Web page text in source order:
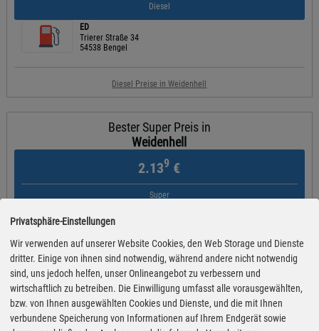
Diesel
ED
Trierer Straße 34
54538 Bengel
Diesel Preise in Weidenhell
Bester Super Preis in
Weidenhell
2.139 €
Super
ED
Am Moselstausee 39
Super Preise in Weidenhell
Bester Super E10 Preis in
Privatsphäre-Einstellungen
Wir verwenden auf unserer Website Cookies, den Web Storage und Dienste
dritter. Einige von ihnen sind notwendig, während andere nicht notwendig
sind, uns jedoch helfen, unser Onlineangebot zu verbessern und
wirtschaftlich zu betreiben. Die Einwilligung umfasst alle vorausgewählten,
bzw. von Ihnen ausgewählten Cookies und Dienste, und die mit Ihnen
verbundene Speicherung von Informationen auf Ihrem Endgerät sowie